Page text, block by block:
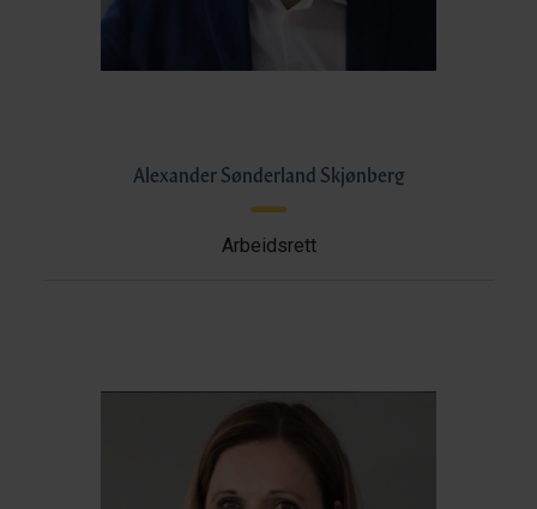
Alexander Sønderland Skjønberg
Arbeidsrett